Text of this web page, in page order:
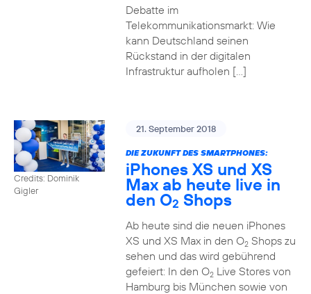
Debatte im
Telekommunikationsmarkt: Wie
kann Deutschland seinen
Rückstand in der digitalen
Infrastruktur aufholen […]
Credits: Dominik
Gigler
21. September 2018
DIE ZUKUNFT DES SMARTPHONES:
iPhones XS und XS
Max ab heute live in
den O2 Shops
Ab heute sind die neuen iPhones
XS und XS Max in den O2Shops zu
sehen und das wird gebührend
gefeiert: In den O2Live Stores von
Hamburg bis München sowie von